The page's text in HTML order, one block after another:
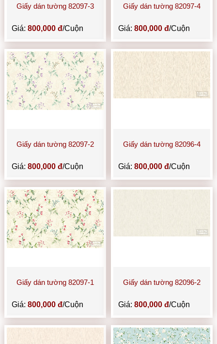
Giấy dán tường 82097-3
Giá:800,000 đ/Cuộn
Giấy dán tường 82097-4
Giá: 800,000 đ/Cuộn
Giấy dán tường 82097-2
Giá:800,000 đ/Cuộn
Giấy dán tường 82096-4
Giá: 800,000 đ/Cuộn
Giấy dán tường 82097-1
Giá:800,000 đ/Cuộn
Giấy dán tường 82096-2
Giá: 800,000 đ/Cuộn